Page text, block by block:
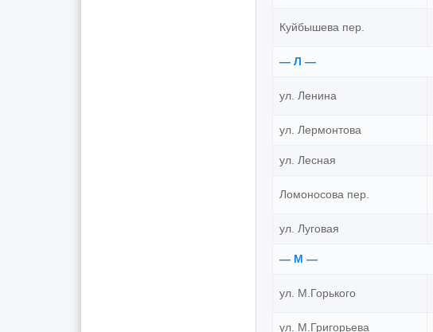
Куйбышева пер.
— Л —
ул. Ленина
ул. Лермонтова
ул. Лесная
Ломоносова пер.
ул. Луговая
— М —
ул. М.Горького
ул. М.Григорьева